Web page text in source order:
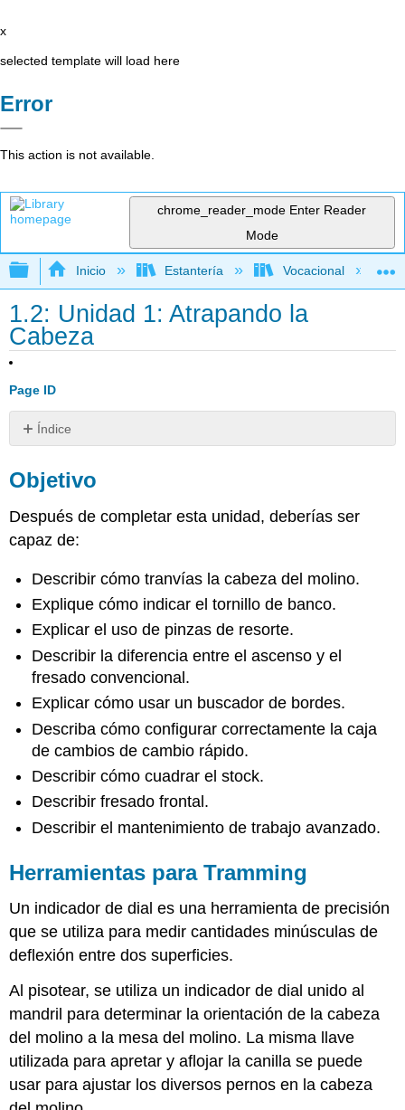
x
selected template will load here
Error
This action is not available.
chrome_reader_mode Enter Reader
Mode
Expandir/contraer jerarquía global
Inicio Estantería Vocacional
1.2: Unidad 1: Atrapando la
Cabeza
Page ID
Índice
Herramientas
para
Tramming
Atramando
cabezal
del
molino
Proceso
Tramming
para
el
X
Proceso
de
Tramming
para
el
Y
el
de
banco
de
Fresas
Pinzas
de
resorte
Fresado
Objetivo
Después de completar esta unidad, deberías ser
capaz de:
Describir cómo tranvías la cabeza del molino.
Explique cómo indicar el tornillo de banco.
Explicar el uso de pinzas de resorte.
Describir la diferencia entre el ascenso y el
fresado convencional.
Explicar cómo usar un buscador de bordes.
Describa cómo configurar correctamente la caja
de cambios de cambio rápido.
Describir cómo cuadrar el stock.
Describir fresado frontal.
Describir el mantenimiento de trabajo avanzado.
Herramientas para Tramming
Un indicador de dial es una herramienta de precisión
que se utiliza para medir cantidades minúsculas de
deflexión entre dos superficies.
Al pisotear, se utiliza un indicador de dial unido al
mandril para determinar la orientación de la cabeza
del molino a la mesa del molino. La misma llave
utilizada para apretar y aflojar la canilla se puede
usar para ajustar los diversos pernos en la cabeza